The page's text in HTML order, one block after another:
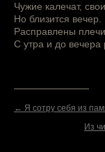
Чужие калечат,
Но близится
Расправлены
С утра и до вечера
← Я сотру себя из
Из